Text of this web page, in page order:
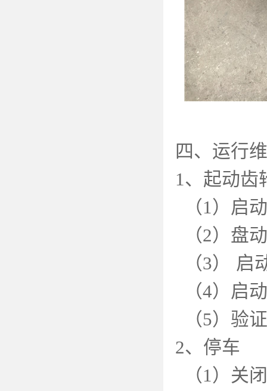
四、运行
1、起动齿
（1）启
（2）盘
（3） 启
（4）启
（5）验
2、停车
（1）关